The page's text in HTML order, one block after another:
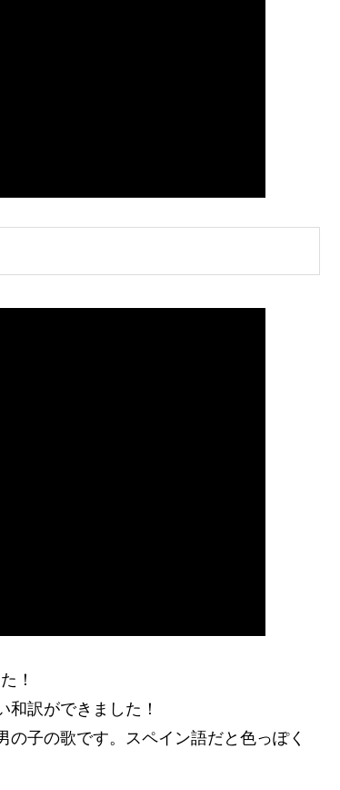
！
訳ができました！
子の歌です。スペイン語だと色っぽく